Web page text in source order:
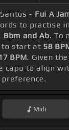
- Fui A
to practise
Bbm and Ab. To
to start at 58
BPM. Given
capo to align
Midi